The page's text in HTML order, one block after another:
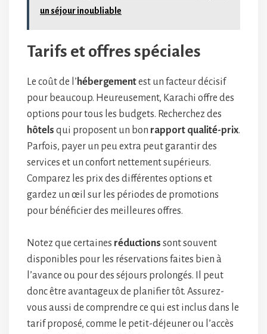
un séjour inoubliable
Tarifs et offres spéciales
Le coût de l’ hébergementest un facteur décisif
pour beaucoup. Heureusement, Karachi offre des
options pour tous les budgets. Recherchez des
hôtels qui proposent un bon rapport qualité-prix.
Parfois, payer un peu extra peut garantir des
services et un confort nettement supérieurs.
Comparez les prix des différentes options et
gardez un œil sur les périodes de promotions
pour bénéficier des meilleures offres.
Notez que certaines réductions sont souvent
disponibles pour les réservations faites bien à
l’avance ou pour des séjours prolongés. Il peut
donc être avantageux de planifier tôt. Assurez-
vous aussi de comprendre ce qui est inclus dans le
tarif proposé, comme le petit-déjeuner ou l’accès